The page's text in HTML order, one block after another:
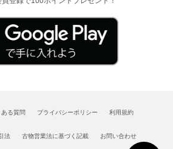
ある質問 プライバシーポリシー 利用規約
法 古物営業法に基づく記載 お問い合わせ